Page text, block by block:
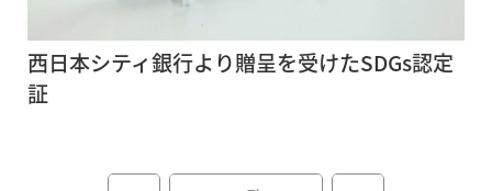
西日本シティ銀行より贈呈を受けたSDGs認定
証